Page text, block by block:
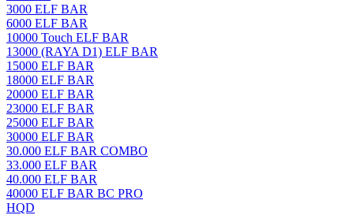
3000 ELF BAR
6000 ELF BAR
10000 Touch ELF BAR
13000 (RAYA D1) ELF BAR
15000 ELF BAR
18000 ELF BAR
20000 ELF BAR
23000 ELF BAR
25000 ELF BAR
30000 ELF BAR
30.000 ELF BAR COMBO
33.000 ELF BAR
40.000 ELF BAR
40000 ELF BAR BC PRO
HQD